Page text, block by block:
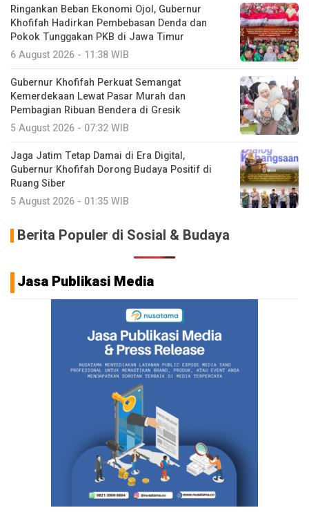
Ringankan Beban Ekonomi Ojol, Gubernur
Khofifah Hadirkan Pembebasan Denda dan
Pokok Tunggakan PKB di Jawa Timur
6 August 2026 - 11:38 WIB
Gubernur Khofifah Perkuat Semangat
Kemerdekaan Lewat Pasar Murah dan
Pembagian Ribuan Bendera di Gresik
5 August 2026 - 07:32 WIB
Jaga Jatim Tetap Damai di Era Digital,
Gubernur Khofifah Dorong Budaya Positif di
Ruang Siber
5 August 2026 - 01:35 WIB
Berita Populer di Sosial & Budaya
Jasa Publikasi Media